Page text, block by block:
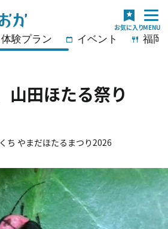
体験プラン イベント 福岡
山田ほたる祭り
ち やまだほたるまつり2026